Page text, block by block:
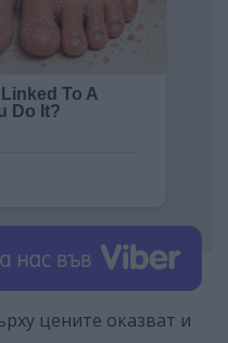
цените оказват и